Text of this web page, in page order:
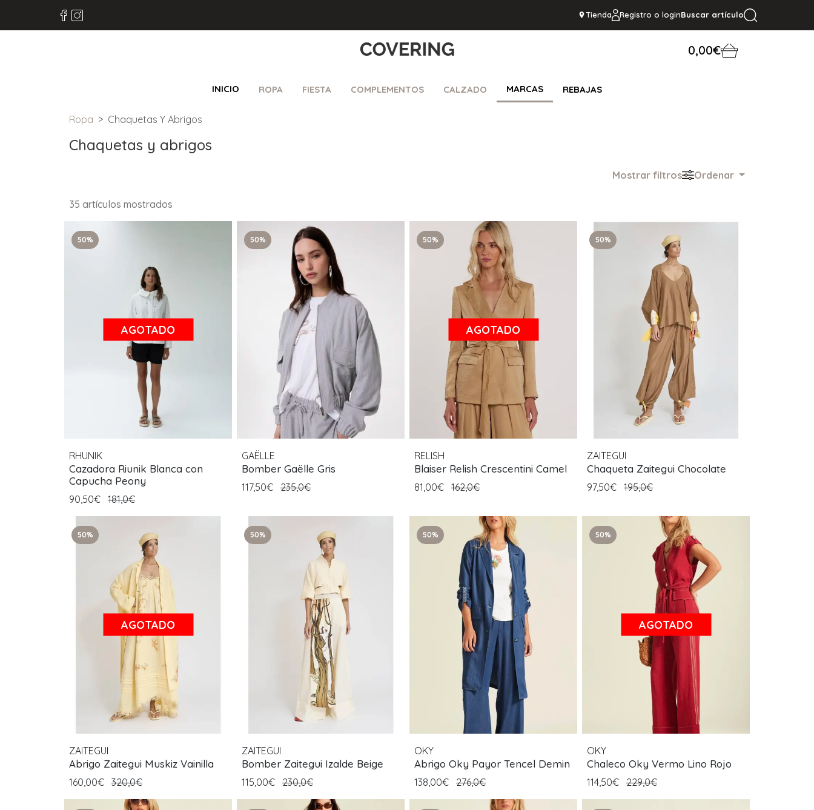
Tienda Registro o loginBuscar artículo
0,00€
INICIO ROPA FIESTA COMPLEMENTOS CALZADO MARCAS REBAJAS
Ropa Chaquetas Y Abrigos
Chaquetas y abrigos
Mostrar filtros Ordenar
35 artículos mostrados
50%
AGOTADO
RHUNIK
Cazadora Riunik Blanca con
Capucha Peony
90,50€ 181,0€
50%
GAËLLE
Bomber Gaëlle Gris
117,50€ 235,0€
50%
AGOTADO
RELISH
Blaiser Relish Crescentini Camel
81,00€ 162,0€
50%
ZAITEGUI
Chaqueta Zaitegui Chocolate
97,50€ 195,0€
50%
AGOTADO
ZAITEGUI
Abrigo Zaitegui Muskiz Vainilla
160,00€ 320,0€
50%
ZAITEGUI
Bomber Zaitegui Izalde Beige
115,00€ 230,0€
50%
OKY
Abrigo Oky Payor Tencel Demin
138,00€ 276,0€
50%
AGOTADO
OKY
Chaleco Oky Vermo Lino Rojo
114,50€ 229,0€